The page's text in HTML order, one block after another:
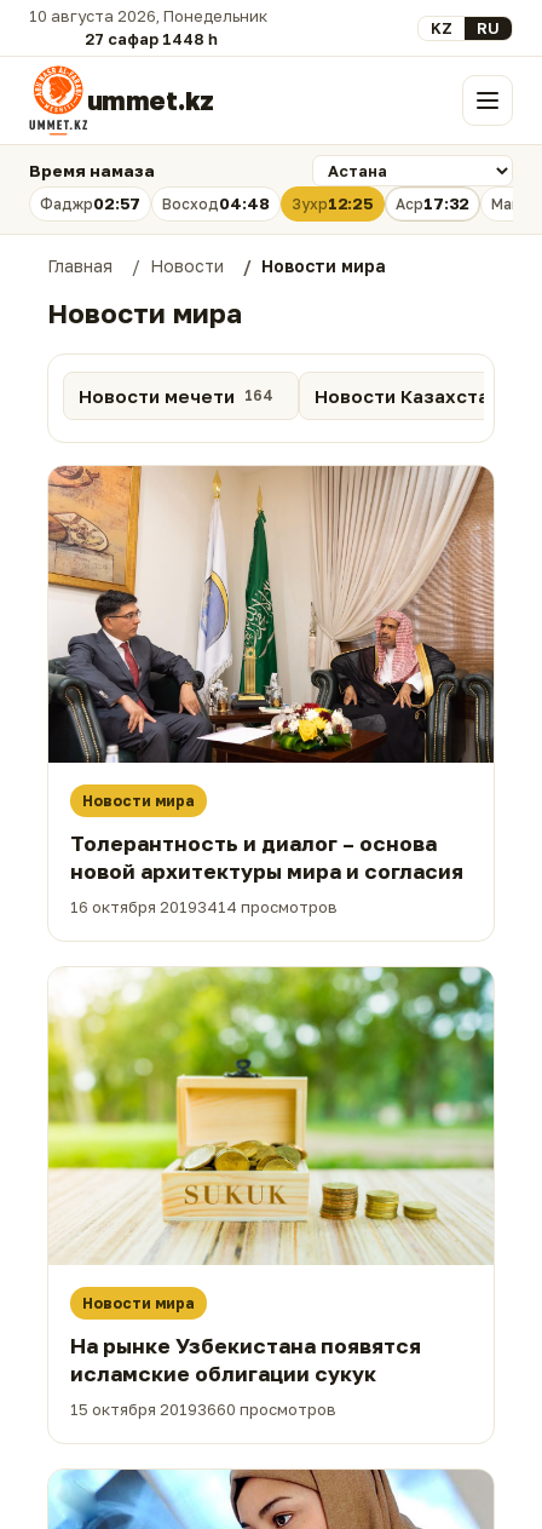
10 августа 2026, Понедельник
27 сафар 1448 һ.
Выберите язык
KZ RU
ummet.kz Меню
Время намаза
Фаджр02:57 Восход04:48 Зухр12:25 Аср17:32
Главная Новости Новости мира
Новости мира
Новости мечети 164 Новости Казахстана
Новости мира
Толерантность и диалог – основа
новой архитектуры мира и согласия
16 октября 20193414 просмотров
Новости мира
На рынке Узбекистана появятся
исламские облигации сукук
15 октября 20193660 просмотров